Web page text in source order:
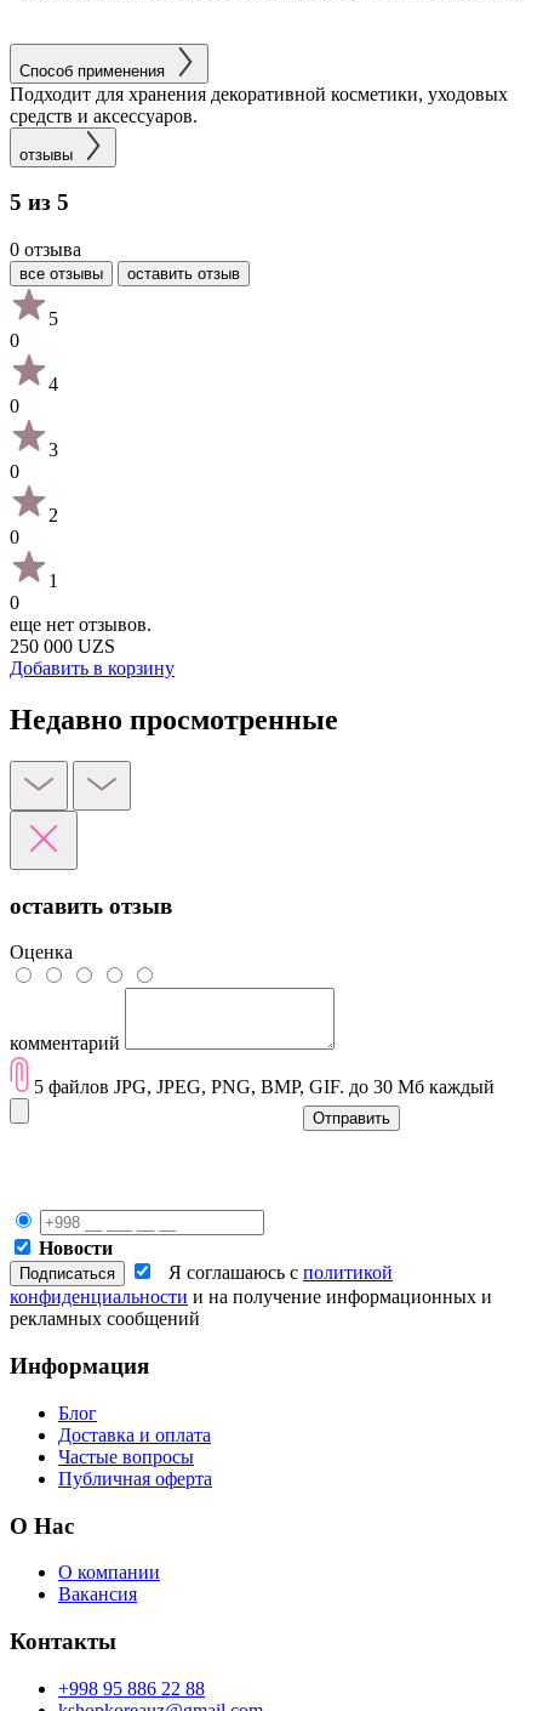
Способ применения
Подходит для хранения декоративной косметики, уходовых
средств и аксессуаров.
отзывы
5 из 5
0 отзыва
все отзывы оставить отзыв
5
0
4
0
3
0
2
0
1
0
еще нет отзывов.
250 000 UZS
Добавить в корзину
Недавно просмотренные
оставить отзыв
Оценка
комментарий
5 файлов JPG, JPEG, PNG, BMP, GIF. до 30 Мб каждый
Отправить
Новости
Я соглашаюсь с политикой
конфиденциальности и на получение информационных и
рекламных сообщений
Информация
Блог
Доставка и оплата
Частые вопросы
Публичная оферта
О Нас
О компании
Вакансия
Контакты
+998 95 886 22 88